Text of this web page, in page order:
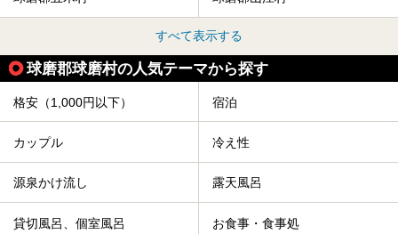
すべて表示する
球磨郡球磨村の人気テーマから探す
格安（1,000円以下） 宿泊
カップル 冷え性
源泉かけ流し 露天風呂
貸切風呂、個室風呂 お食事・食事処